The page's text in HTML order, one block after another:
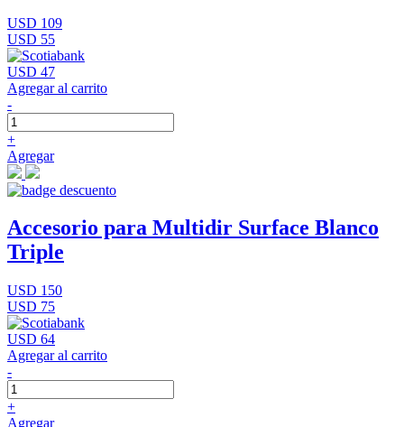
USD 109
USD 55
USD 47
Agregar al carrito
-
+
Agregar
Accesorio para Multidir Surface Blanco
Triple
USD 150
USD 75
USD 64
Agregar al carrito
-
+
Agregar